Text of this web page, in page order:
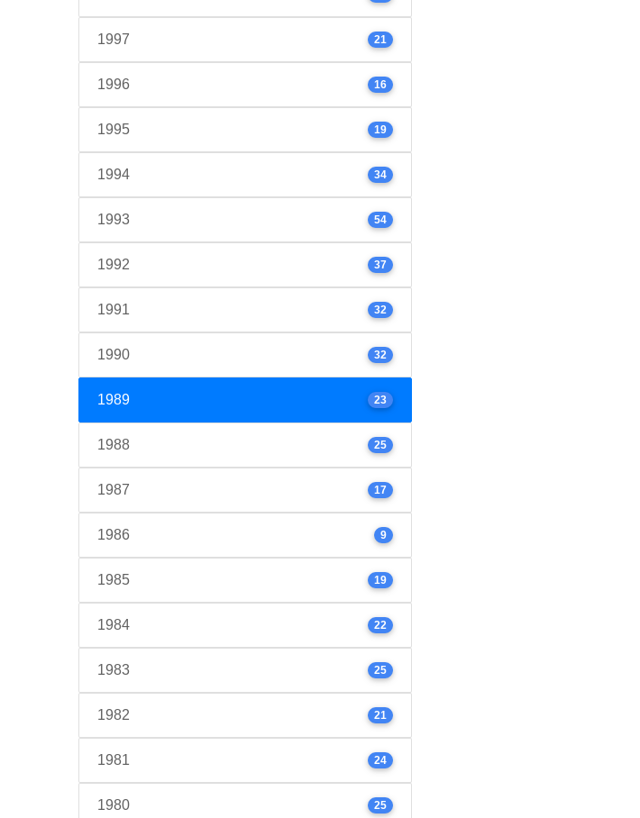
1997 21
1996 16
1995 19
1994 34
1993 54
1992 37
1991 32
1990 32
1989 23
1988 25
1987 17
1986 9
1985 19
1984 22
1983 25
1982 21
1981 24
1980 25